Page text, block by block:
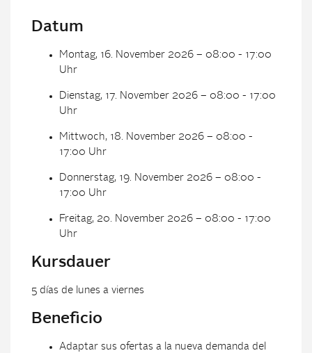
Datum
Montag, 16. November 2026 – 08:00 - 17:00
Uhr
Dienstag, 17. November 2026 – 08:00 - 17:00
Uhr
Mittwoch, 18. November 2026 – 08:00 -
17:00 Uhr
Donnerstag, 19. November 2026 – 08:00 -
17:00 Uhr
Freitag, 20. November 2026 – 08:00 - 17:00
Uhr
Kursdauer
5 días de lunes a viernes
Beneficio
Adaptar sus ofertas a la nueva demanda del